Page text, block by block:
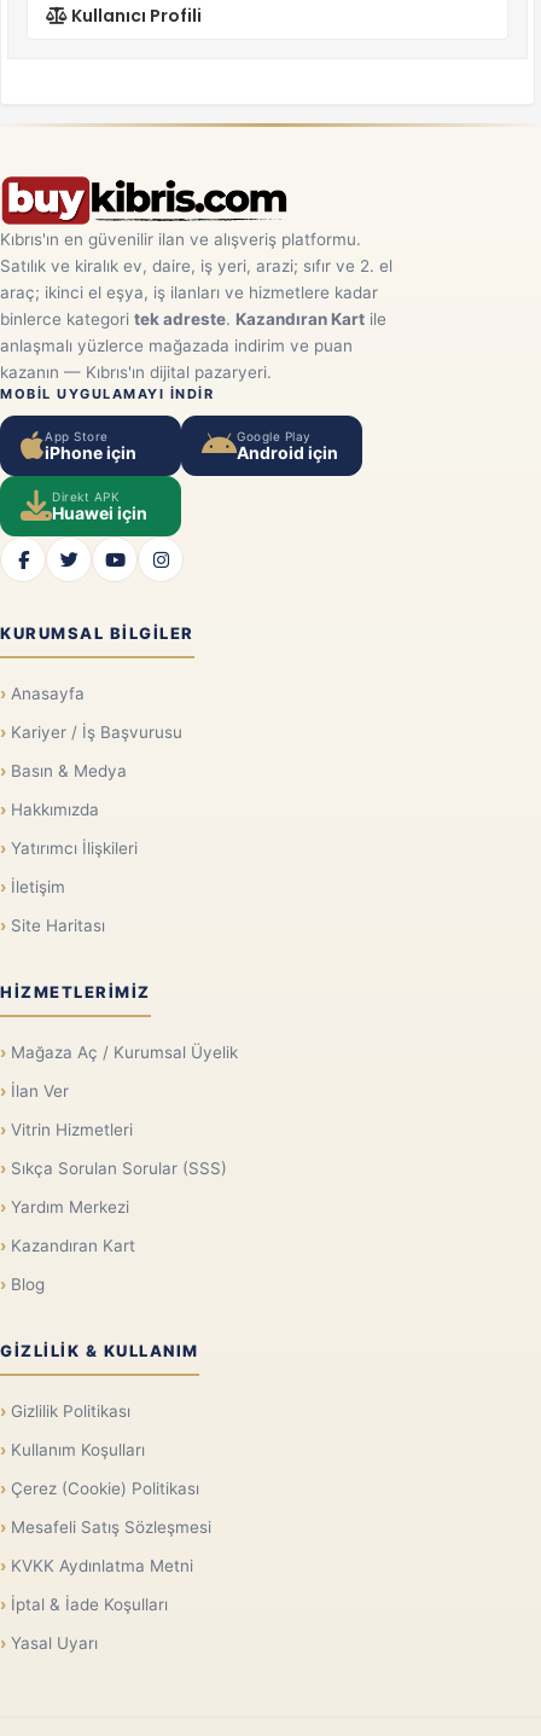
Kullanıcı Profili
Kıbrıs'ın en güvenilir ilan ve alışveriş platformu.
Satılık ve kiralık ev, daire, iş yeri, arazi; sıfır ve 2. el
araç; ikinci el eşya, iş ilanları ve hizmetlere kadar
binlerce kategori tek adreste. Kazandıran Kart ile
anlaşmalı yüzlerce mağazada indirim ve puan
kazanın — Kıbrıs'ın dijital pazaryeri.
MOBIL UYGULAMAYI INDIR
App Store
iPhone için
Google Play
Android için
Direkt APK
Huawei için
KURUMSAL BILGILER
Anasayfa
Kariyer / İş Başvurusu
Basın & Medya
Hakkımızda
Yatırımcı İlişkileri
İletişim
Site Haritası
HIZMETLERIMIZ
Mağaza Aç / Kurumsal Üyelik
İlan Ver
Vitrin Hizmetleri
Sıkça Sorulan Sorular (SSS)
Yardım Merkezi
Kazandıran Kart
Blog
GIZLILIK & KULLANIM
Gizlilik Politikası
Kullanım Koşulları
Çerez (Cookie) Politikası
Mesafeli Satış Sözleşmesi
KVKK Aydınlatma Metni
İptal & İade Koşulları
Yasal Uyarı